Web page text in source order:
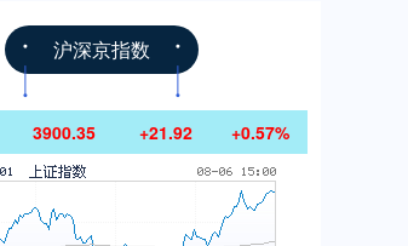
沪深京指数
3900.35 +21.92 +0.57%